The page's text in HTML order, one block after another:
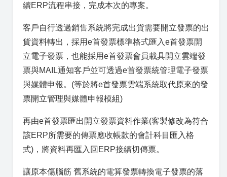
續ERP流程串接，完成本次的專案。
客戶自行透過銷售系統將完成出貨需要開立發票的出
貨資料轉出，採用e首發票標準格式匯入e首發票開
立電子發票，也能採用e首發票會員載具開立雲端發
票與MAIL通知客戶並可透過e首發票統管理電子發票
與媒體申報。(等於將e首發票雲端系統取代原來的發
票開立管理與媒體申報模組)
再由e首發票匯出開立發票資料作業(客製修改為符合
該ERP所需要的傳票應收帳款的會計科目匯入格
式)，將資料再匯入回ERP接續切傳票。
讓原本傷腦筋 舊系統的電算發票轉換電子發票的落